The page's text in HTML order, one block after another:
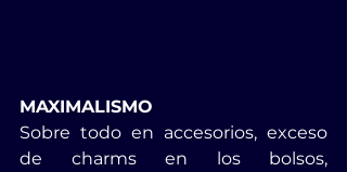
MAXIMALISMO
Sobre todo en accesorios, exceso
de charms en los bolsos,